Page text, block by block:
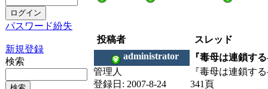
パスワード紛失
新規登録
検索
投稿者
スレッド
administrator
『毒母は連鎖す
管理人
登録日: 2007-8-24
『毒母は連鎖
341頁